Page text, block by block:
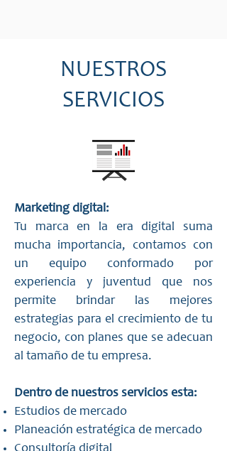
NUESTROS
SERVICIOS
Marketing digital:
Tu marca en la era digital suma
mucha importancia, contamos con
un equipo conformado por
experiencia y juventud que nos
permite brindar las mejores
estrategias para el crecimiento de tu
negocio, con planes que se adecuan
al tamaño de tu empresa.
Dentro de nuestros servicios esta:
Estudios de mercado
Planeación estratégica de mercado